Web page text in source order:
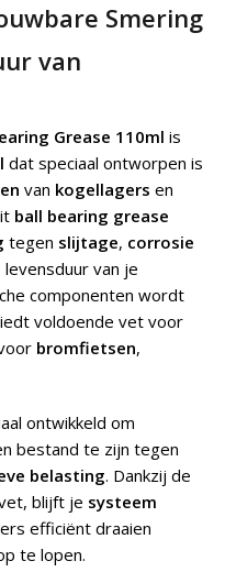
Smering
van
Grease 110ml is
dat speciaal ontworpen is
van kogellagers en
ball bearing grease
tegen slijtage, corrosie
van je
componenten wordt
voldoende vet voor
bromfietsen,
ontwikkeld om
bestand te zijn tegen
belasting. Dankzij de
blijft je systeem
efficiënt draaien
te lopen.